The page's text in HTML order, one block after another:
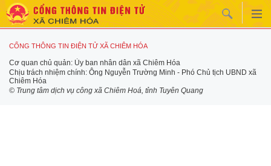
CỔNG THÔNG TIN ĐIỆN TỬ XÃ CHIÊM HÓA
Cơ quan chủ quản: Ủy ban nhân dân xã Chiêm Hóa
Chịu trách nhiệm chính: Ông Nguyễn Trường Minh - Phó Chủ tịch UBND xã
Chiêm Hóa
© Trung tâm dịch vụ công xã Chiêm Hoá, tỉnh Tuyên Quang